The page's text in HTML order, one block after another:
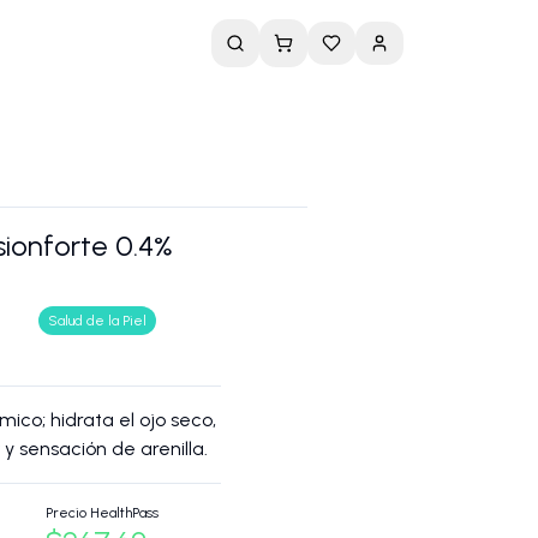
0.4%
Salud de la Piel
hidrata el ojo seco,
sensación de arenilla.
Precio HealthPass